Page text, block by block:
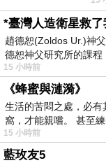
*臺灣人造衛星救
趙德恕(Zoldos Ur.)神
德恕神父研究所的課
15 小時前
《蜂蜜與漣漪》
生活的苦悶之處，必
窩，才能親嚐。 甚至
15 小時前
藍玫友5